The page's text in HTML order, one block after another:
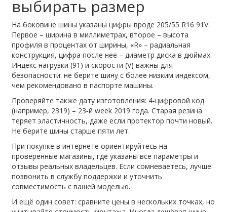
выбирать размер
На боковине шины указаны цифры вроде 205/55 R16 91V.
Первое – ширина в миллиметрах, второе – высота
профиля в процентах от ширины, «R» – радиальная
конструкция, цифра после неё – диаметр диска в дюймах.
Индекс нагрузки (91) и скорости (V) важны для
безопасности: не берите шину с более низким индексом,
чем рекомендовано в паспорте машины.
Проверяйте также дату изготовления: 4‑цифровой код
(например, 2319) – 23‑й week 2019 года. Старая резина
теряет эластичность, даже если протектор почти новый.
Не берите шины старше пяти лет.
При покупке в интернете ориентируйтесь на
проверенные магазины, где указаны все параметры и
отзывы реальных владельцев. Если сомневаетесь, лучше
позвонить в службу поддержки и уточнить
совместимость с вашей моделью.
И ещё один совет: сравните цены в нескольких точках, но